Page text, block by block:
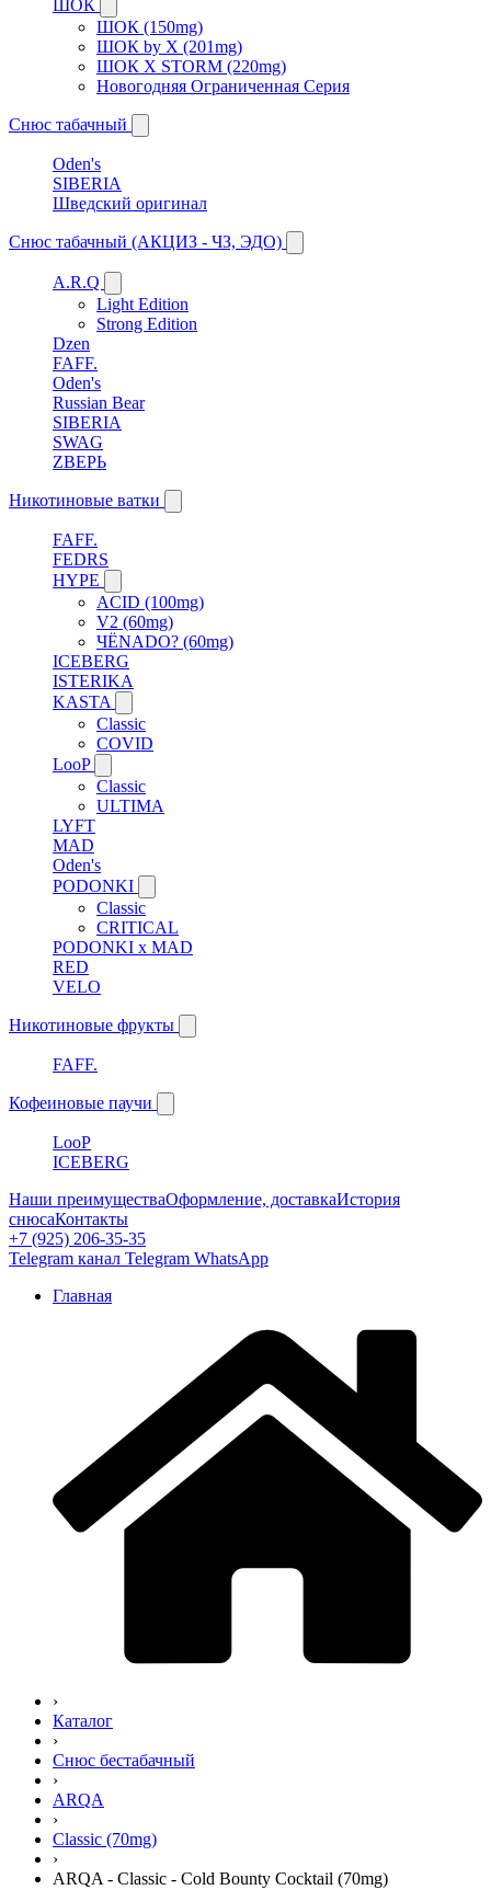
ШОК
ШОК (150mg)
ШОК by X (201mg)
ШОК X STORM (220mg)
Новогодняя Ограниченная Серия
Снюс табачный
Oden's
SIBERIA
Шведский оригинал
Снюс табачный (АКЦИЗ - ЧЗ, ЭДО)
A.R.Q
Light Edition
Strong Edition
Dzen
FAFF.
Oden's
Russian Bear
SIBERIA
SWAG
ZВЕРЬ
Никотиновые ватки
FAFF.
FEDRS
HYPE
ACID (100mg)
V2 (60mg)
ЧЁNADO? (60mg)
ICEBERG
ISTERIKA
KASTA
Classic
COVID
LooP
Classic
ULTIMA
LYFT
MAD
Oden's
PODONKI
Classic
CRITICAL
PODONKI x MAD
RED
VELO
Никотиновые фрукты
FAFF.
Кофеиновые паучи
LooP
ICEBERG
Наши преимуществаОформление, доставкаИстория
снюсаКонтакты
+7 (925) 206-35-35
Telegram канал Telegram WhatsApp
Главная
›
Каталог
›
Снюс бестабачный
›
ARQA
›
Classic (70mg)
›
ARQA - Classic - Cold Bounty Cocktail (70mg)